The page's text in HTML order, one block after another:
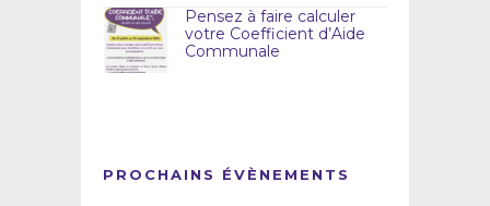
Pensez à faire calculer
votre Coefficient d’Aide
Communale
PROCHAINS ÉVÈNEMENTS